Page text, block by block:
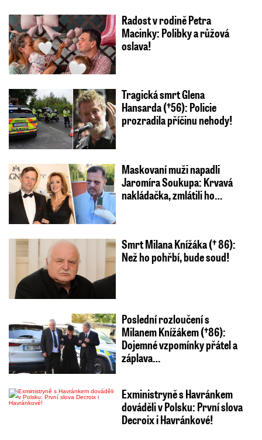
Radost v rodině Petra
Macinky: Polibky a růžová
oslava!
Tragická smrt Glena
Hansarda (†56): Policie
prozradila příčinu nehody!
Maskovaní muži napadli
Jaromíra Soukupa: Krvavá
nakládačka, zmlátili ho…
Smrt Milana Knížáka († 86):
Než ho pohřbí, bude soud!
Poslední rozloučení s
Milanem Knížákem (†86):
Dojemné vzpomínky přátel a
záplava…
Exministryně s Havránkem
dováděli v Polsku: První slova
Decroix i Havránkové!